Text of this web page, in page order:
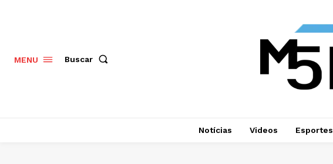
MENU Buscar
Notícias Videos Esportes